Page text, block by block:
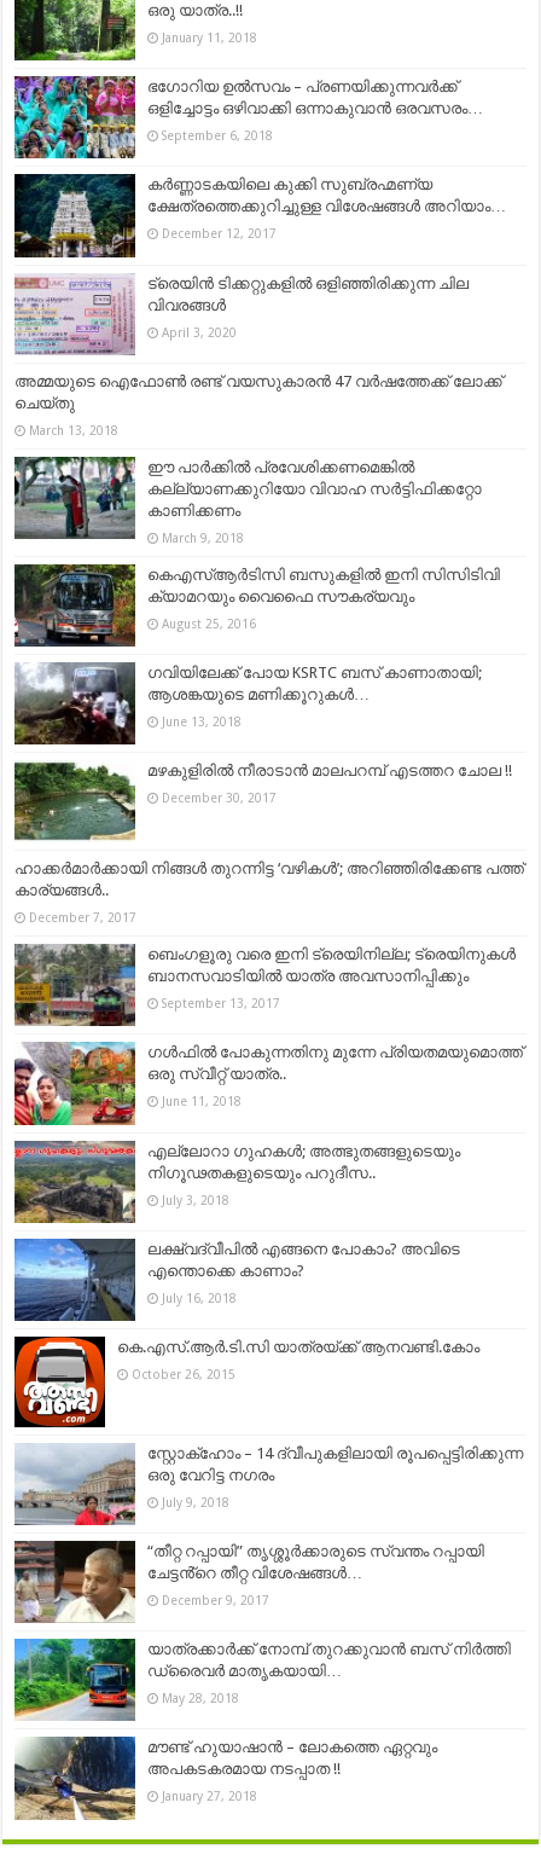
ഒരു യാത്ര..!!
January 11, 2018
ഭഗോറിയ ഉൽസവം – പ്രണയിക്കുന്നവർക്ക്
ഒളിച്ചോട്ടം ഒഴിവാക്കി ഒന്നാകുവാൻ ഒരവസരം…
September 6, 2018
കര്‍ണ്ണാടകയിലെ കുക്കി സുബ്രഹ്മണ്യ
ക്ഷേത്രത്തെക്കുറിച്ചുള്ള വിശേഷങ്ങള്‍ അറിയാം…
December 12, 2017
ട്രെയിൻ ടിക്കറ്റുകളിൽ ഒളിഞ്ഞിരിക്കുന്ന ചില
വിവരങ്ങൾ
April 3, 2020
അമ്മയുടെ ഐഫോണ്‍ രണ്ട് വയസുകാരന്‍ 47 വര്‍ഷത്തേക്ക് ലോക്ക്
ചെയ്തു
March 13, 2018
ഈ പാര്‍ക്കില്‍ പ്രവേശിക്കണമെങ്കില്‍
കല്ല്യാണക്കുറിയോ വിവാഹ സര്‍ട്ടിഫിക്കറ്റോ
കാണിക്കണം
March 9, 2018
കെഎസ്ആർടിസി ബസുകളിൽ ഇനി സിസിടിവി
ക്യാമറയും വൈഫൈ സൗകര്യവും
August 25, 2016
ഗവിയിലേക്ക് പോയ KSRTC ബസ് കാണാതായി;
ആശങ്കയുടെ മണിക്കൂറുകൾ…
June 13, 2018
മഴകുളിരിൽ നീരാടാൻ മാലപറമ്പ് എടത്തറ ചോല !!
December 30, 2017
ഹാക്കര്‍മാര്‍ക്കായി നിങ്ങള്‍ തുറന്നിട്ട ‘വഴികള്‍’; അറിഞ്ഞിരിക്കേണ്ട പത്ത്
കാര്യങ്ങള്‍..
December 7, 2017
ബെംഗളൂരു വരെ ഇനി ട്രെയിനില്ല; ട്രെയിനുകള്‍
ബാനസവാടിയില്‍ യാത്ര അവസാനിപ്പിക്കും
September 13, 2017
ഗൾഫിൽ പോകുന്നതിനു മുന്നേ പ്രിയതമയുമൊത്ത്
ഒരു സ്വീറ്റ് യാത്ര..
June 11, 2018
എല്ലോറാ ഗുഹകൾ; അത്ഭുതങ്ങളുടെയും
നിഗൂഢതകളുടെയും പറുദീസ..
July 3, 2018
ലക്ഷ്വദ്വീപിൽ എങ്ങനെ പോകാം? അവിടെ
എന്തൊക്കെ കാണാം?
July 16, 2018
കെ.എസ്.ആര്‍.ടി.സി യാത്രയ്ക്ക് ആനവണ്ടി.കോം
October 26, 2015
സ്റ്റോക്ഹോം – 14 ദ്വീപുകളിലായി രൂപപ്പെട്ടിരിക്കുന്ന
ഒരു വേറിട്ട നഗരം
July 9, 2018
“തീറ്റ റപ്പായി” തൃശ്ശൂർക്കാരുടെ സ്വന്തം റപ്പായി
ചേട്ടൻ്റെ തീറ്റ വിശേഷങ്ങൾ…
December 9, 2017
യാത്രക്കാർക്ക് നോമ്പ് തുറക്കുവാൻ ബസ് നിർത്തി
ഡ്രൈവർ മാതൃകയായി…
May 28, 2018
മൗണ്ട് ഹുയാഷാന്‍ – ലോകത്തെ ഏറ്റവും
അപകടകരമായ നടപ്പാത !!
January 27, 2018